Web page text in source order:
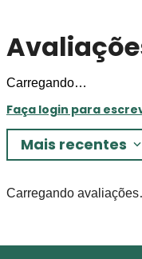
Carregando…
Faça login para
Mais recentes
Carregando